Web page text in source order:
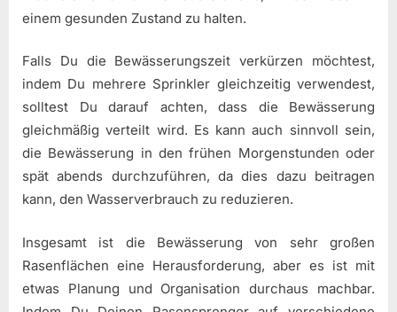
einem gesunden Zustand zu halten.
Falls Du die Bewässerungszeit verkürzen möchtest,
indem Du mehrere Sprinkler gleichzeitig verwendest,
solltest Du darauf achten, dass die Bewässerung
gleichmäßig verteilt wird. Es kann auch sinnvoll sein,
die Bewässerung in den frühen Morgenstunden oder
spät abends durchzuführen, da dies dazu beitragen
kann, den Wasserverbrauch zu reduzieren.
Insgesamt ist die Bewässerung von sehr großen
Rasenflächen eine Herausforderung, aber es ist mit
etwas Planung und Organisation durchaus machbar.